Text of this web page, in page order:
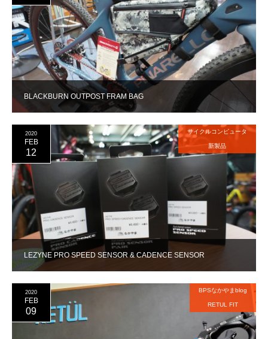
BLACKBURN OUTPOST FRAM BAG
LEZYNE PRO SPEED SENSOR & CADENCE SENSOR
2020
FEB
12
サイクルコンピュータ
新製品
2020
FEB
09
BPSなかやまblog
RETUL FIT